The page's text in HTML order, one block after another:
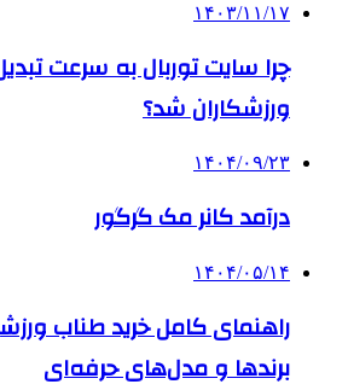
۱۴۰۳/۱۱/۱۷
چرا سایت توربال به ‌سرعت
ورزشکاران شد؟
۱۴۰۴/۰۹/۲۳
درآمد کانر مک گرگور
۱۴۰۴/۰۵/۱۴
راهنمای کامل خرید طناب
برندها و مدل‌های حرفه‌ای